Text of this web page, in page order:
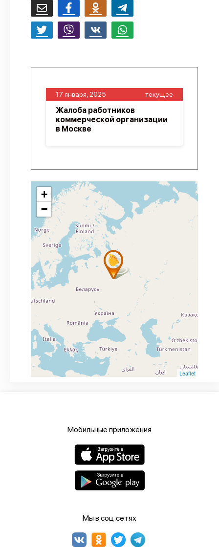
17 января, 2025 текущее
Жалоба работников
коммерческой организации
в Москве
+
−
Leaflet
Мобильные приложения
Мы в соц.сетях